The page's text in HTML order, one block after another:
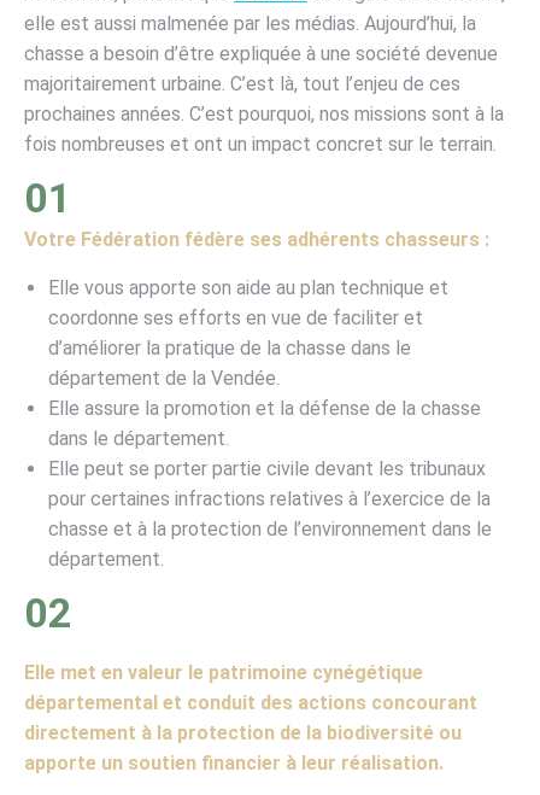
elle est aussi malmenée par les médias. Aujourd’hui, la
chasse a besoin d’être expliquée à une société devenue
majoritairement urbaine. C’est là, tout l’enjeu de ces
prochaines années. C’est pourquoi, nos missions sont à la
fois nombreuses et ont un impact concret sur le terrain.
01
Votre Fédération fédère ses adhérents chasseurs :
Elle vous apporte son aide au plan technique et
coordonne ses efforts en vue de faciliter et
d’améliorer la pratique de la chasse dans le
département de la Vendée.
Elle assure la promotion et la défense de la chasse
dans le département.
Elle peut se porter partie civile devant les tribunaux
pour certaines infractions relatives à l’exercice de la
chasse et à la protection de l’environnement dans le
département.
02
Elle met en valeur le patrimoine cynégétique
départemental et conduit des actions concourant
directement à la protection de la biodiversité ou
apporte un soutien financier à leur réalisation.